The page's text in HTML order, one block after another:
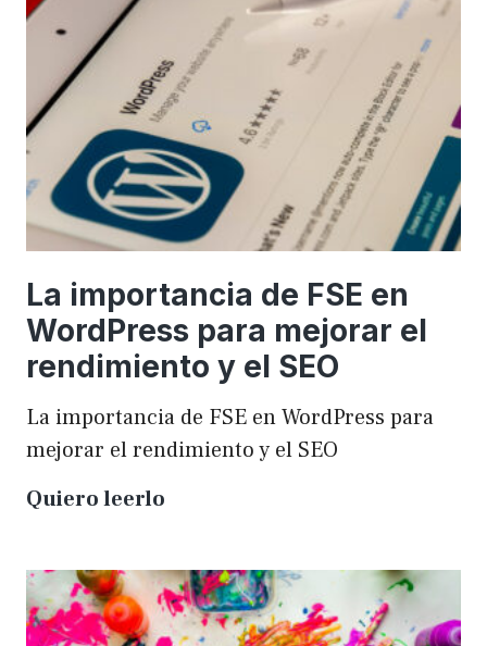
una
WordCamp
La importancia de FSE en
WordPress para mejorar el
rendimiento y el SEO
La importancia de FSE en WordPress para
mejorar el rendimiento y el SEO
Quiero leerlo
de
FSE
en